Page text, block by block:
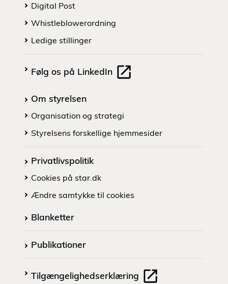
Digital Post
Whistleblowerordning
Ledige stillinger
Følg os på LinkedIn
Om styrelsen
Organisation og strategi
Styrelsens forskellige hjemmesider
Privatlivspolitik
Cookies på star.dk
Ændre samtykke til cookies
Blanketter
Publikationer
Tilgængelighedserklæring